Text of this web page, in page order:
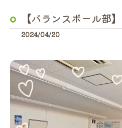
【バランスボール部
2024/04/20